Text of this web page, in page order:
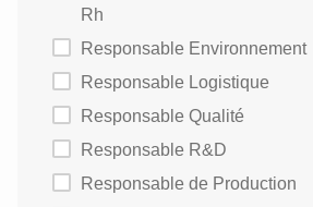
Rh
Responsable Environnement
Responsable Logistique
Responsable Qualité
Responsable R&D
Responsable de Production